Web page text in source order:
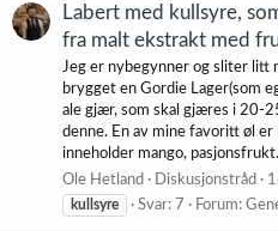
Labert med kullsyre,
fra malt ekstrakt med
Jeg er nybegynner og sliter litt
brygget en Gordie Lager(som
ale gjær, som skal gjæres i 20-
denne. En av mine favoritt øl
inneholder mango,
Ole Hetland
Diskusjonstråd
kullsyre
Svar: 7 Forum: